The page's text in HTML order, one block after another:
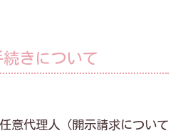
きについて
意代理人（開示請求について